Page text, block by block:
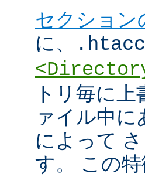
セクション
に、
トリ毎に
ァイル中
によって
す。 この